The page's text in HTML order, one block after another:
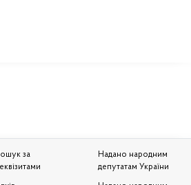
за
Надано народним
депутатам України